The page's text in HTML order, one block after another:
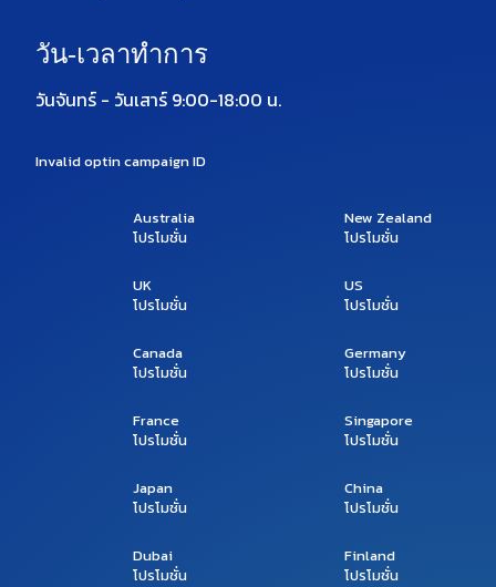
วัน-เวลาทำการ
วันจันทร์ - วันเสาร์ 9:00-18:00 น.
Invalid optin campaign ID
Australia
โปรโมชั่น
New Zealand
โปรโมชั่น
UK
โปรโมชั่น
US
โปรโมชั่น
Canada
โปรโมชั่น
Germany
โปรโมชั่น
France
โปรโมชั่น
Singapore
โปรโมชั่น
Japan
โปรโมชั่น
China
โปรโมชั่น
Dubai
โปรโมชั่น
Finland
โปรโมชั่น